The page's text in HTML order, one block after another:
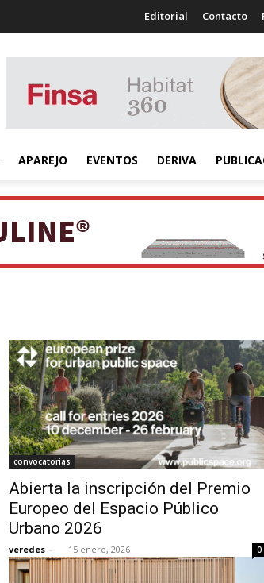
Editorial Contacto
APAREJO EVENTOS DERIVA
convocatorias
Abierta la inscripción del Premio
Europeo del Espacio Público
Urbano 2026
veredes - 15 enero, 2026 0